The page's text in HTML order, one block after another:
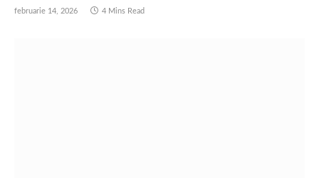
februarie 14, 2026 4 Mins Read